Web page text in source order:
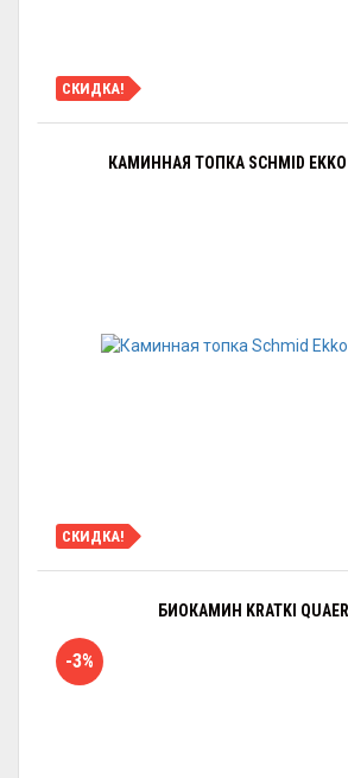
СКИДКА!
КАМИННАЯ ТОПКА SCHMID EKKO
СКИДКА!
БИОКАМИН KRATKI
-3%